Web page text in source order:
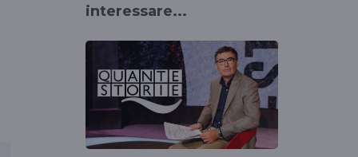
interessare...